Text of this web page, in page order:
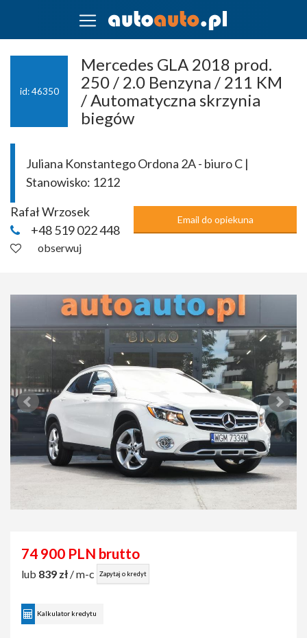
id: 46350
Mercedes GLA 2018 prod.
250 / 2.0 Benzyna / 211 KM
/ Automatyczna skrzynia
biegów
Juliana Konstantego Ordona 2A - biuro C |
Stanowisko: 1212
Rafał Wrzosek
+48 519 022 448
Email do opiekuna
obserwuj
74 900 PLN brutto
lub 839 zł / m-c Zapytaj o kredyt
Kalkulator kredytu